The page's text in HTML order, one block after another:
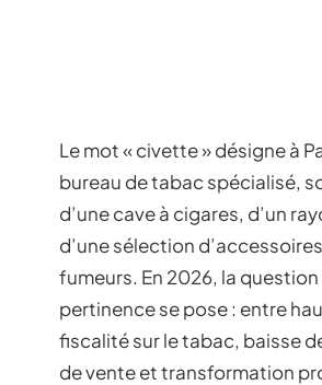
Le mot « civette » désigne à
bureau de tabac spécialisé,
d’une cave à cigares, d’un
d’une sélection
fumeurs. En 2026, la question
pertinence se pose : entre
fiscalité sur le tabac, baisse
de vente et transformation